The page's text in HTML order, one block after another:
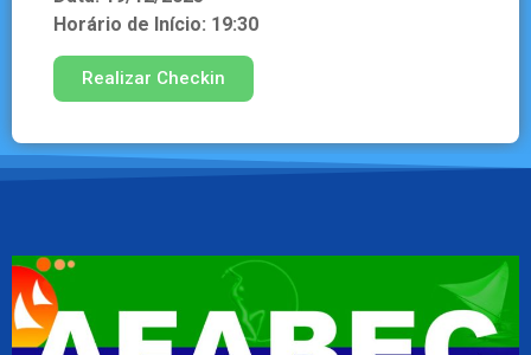
Horário de Início: 19:30
Realizar Checkin